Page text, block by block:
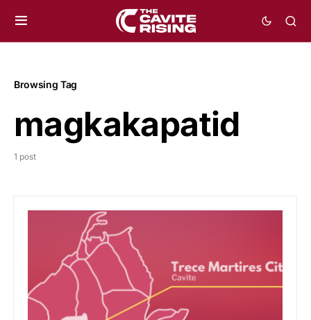
Browsing Tag
magkakapatid
1 post